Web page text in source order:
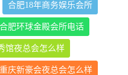
合肥18年商务娱乐会所
合肥环球金殿会所电话
馆夜总会怎么样
重庆新豪会夜总会怎么样